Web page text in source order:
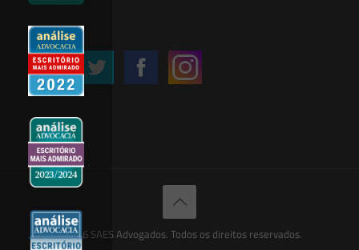
Siga-nos
© 2026 SAES Advogados. Todos os direitos reservados.